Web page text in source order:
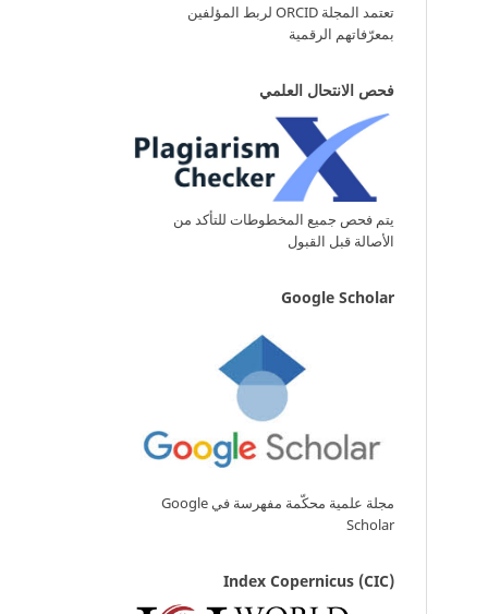
تعتمد المجلة ORCID لربط المؤلفين
بمعرّفاتهم الرقمية
فحص الانتحال العلمي
يتم فحص جميع المخطوطات للتأكد من
الأصالة قبل القبول
Google Scholar
مجلة علمية محكّمة مفهرسة في Google
Scholar
Index Copernicus (CIC)